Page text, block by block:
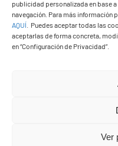
publicidad personalizada en base
navegación. Para más
AQUÍ
Puedes aceptar todas las
aceptarlas de forma concreta,
en “Configuración de Privacidad”.
Ver
35570 – Yaiza
Tel:928 83 62 20
© Copyright2026